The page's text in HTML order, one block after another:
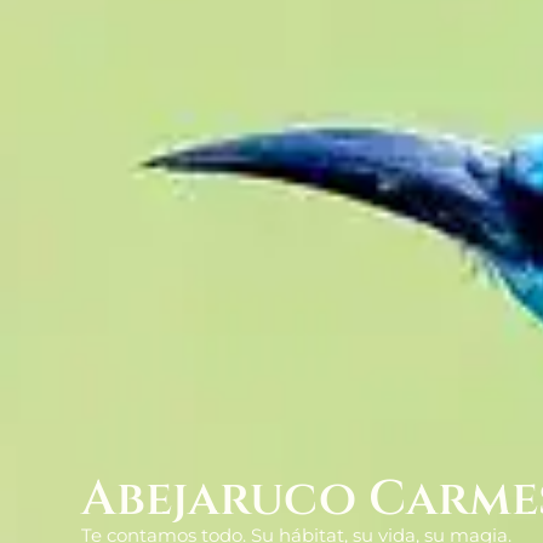
Abejaruco
Te contamos todo. Su hábitat, su vida, su magia.